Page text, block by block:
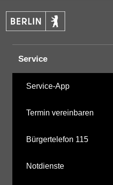
Service
Service-App
Termin vereinbaren
Bürgertelefon 115
Notdienste